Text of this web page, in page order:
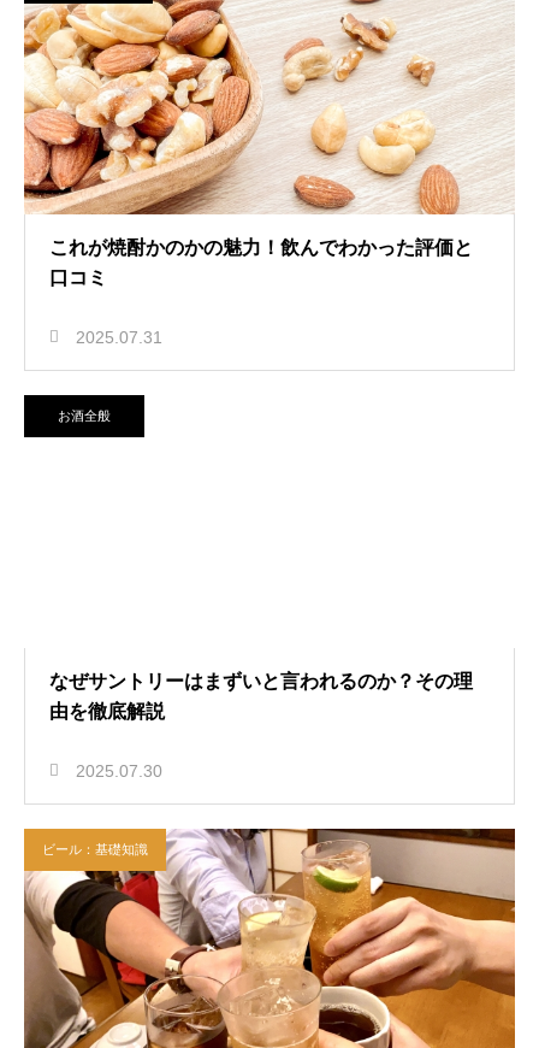
これが焼酎かのかの魅力！飲んでわかった評価と
口コミ
2025.07.31
お酒全般
なぜサントリーはまずいと言われるのか？その理
由を徹底解説
2025.07.30
ビール：基礎知識